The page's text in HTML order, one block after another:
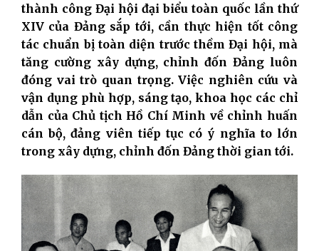
thành công Đại hội đại biểu toàn quốc lần thứ
XIV của Đảng sắp tới, cần thực hiện tốt công
tác chuẩn bị toàn diện trước thềm Đại hội, mà
tăng cường xây dựng, chỉnh đốn Đảng luôn
đóng vai trò quan trọng. Việc nghiên cứu và
vận dụng phù hợp, sáng tạo, khoa học các chỉ
dẫn của Chủ tịch Hồ Chí Minh về chỉnh huấn
cán bộ, đảng viên tiếp tục có ý nghĩa to lớn
trong xây dựng, chỉnh đốn Đảng thời gian tới.